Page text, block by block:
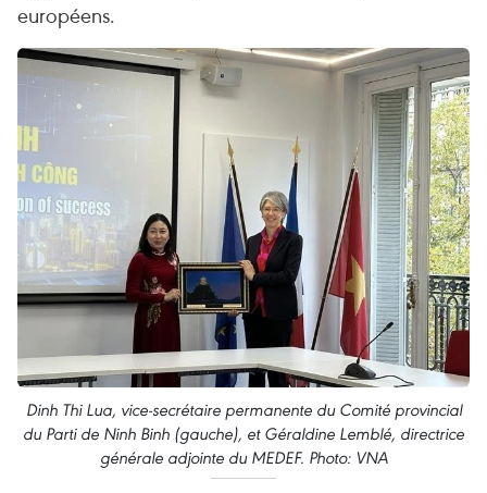
européens.
Dinh Thi Lua, vice-secrétaire permanente du Comité provincial
du Parti de Ninh Binh (gauche), et Géraldine Lemblé, directrice
générale adjointe du MEDEF. Photo: VNA